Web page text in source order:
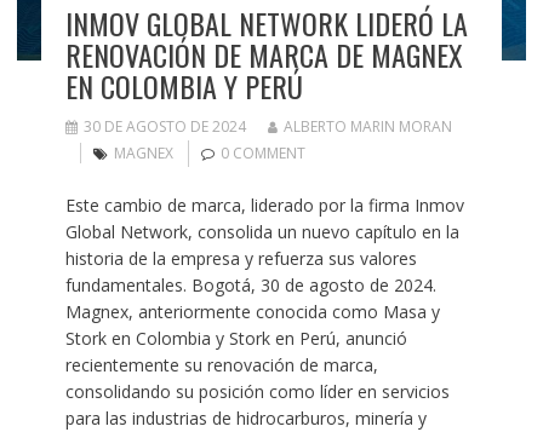
INMOV GLOBAL NETWORK LIDERÓ LA
RENOVACIÓN DE MARCA DE MAGNEX
EN COLOMBIA Y PERÚ
30 DE AGOSTO DE 2024
ALBERTO MARIN MORAN
MAGNEX
0 COMMENT
Este cambio de marca, liderado por la firma Inmov
Global Network, consolida un nuevo capítulo en la
historia de la empresa y refuerza sus valores
fundamentales. Bogotá, 30 de agosto de 2024.
Magnex, anteriormente conocida como Masa y
Stork en Colombia y Stork en Perú, anunció
recientemente su renovación de marca,
consolidando su posición como líder en servicios
para las industrias de hidrocarburos, minería y